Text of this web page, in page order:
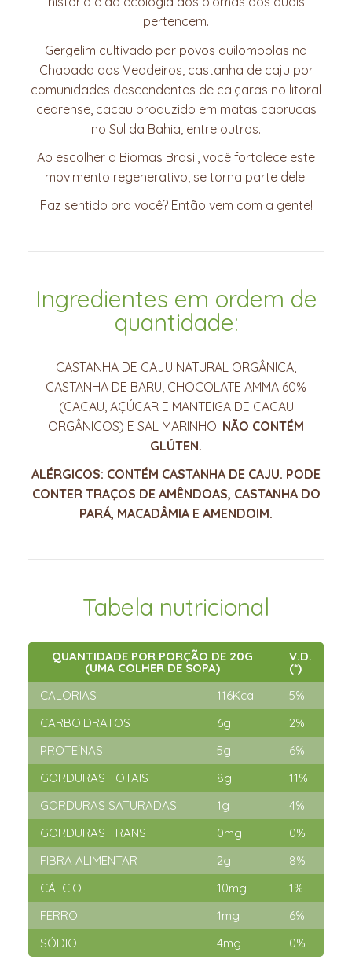
pertencem.
Gergelim cultivado por povos quilombolas na
Chapada dos Veadeiros, castanha de caju por
comunidades descendentes de caiçaras no litoral
cearense, cacau produzido em matas cabrucas
no Sul da Bahia, entre outros.
Ao escolher a Biomas Brasil, você fortalece este
movimento regenerativo, se torna parte dele.
Faz sentido pra você? Então vem com a gente!
Ingredientes em ordem de
quantidade:
CASTANHA DE CAJU NATURAL ORGÂNICA,
CASTANHA DE BARU, CHOCOLATE AMMA 60%
(CACAU, AÇÚCAR E MANTEIGA DE CACAU
ORGÂNICOS) E SAL MARINHO. NÃO CONTÉM
GLÚTEN.
ALÉRGICOS: CONTÉM CASTANHA DE CAJU. PODE
CONTER TRAÇOS DE AMÊNDOAS, CASTANHA DO
PARÁ, MACADÂMIA E AMENDOIM.
Tabela nutricional
QUANTIDADE POR PORÇÃO DE 20G
(UMA COLHER DE SOPA)
V.D.
(*)
CALORIAS
116Kcal
5%
CARBOIDRATOS
6g
2%
PROTEÍNAS
5g
6%
GORDURAS TOTAIS
8g
11%
GORDURAS SATURADAS
1g
4%
GORDURAS TRANS
0mg
0%
FIBRA ALIMENTAR
2g
8%
CÁLCIO
10mg
1%
FERRO
1mg
6%
SÓDIO
4mg 0%